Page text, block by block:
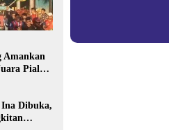
Amankan
Piala
Dibuka,